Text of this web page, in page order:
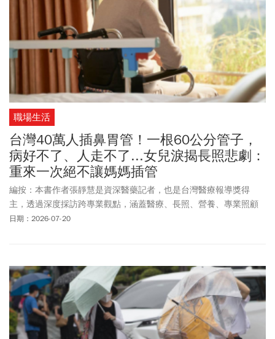
職場生活
台灣40萬人插鼻胃管！一根60公分管子，
病好不了、人走不了...女兒淚揭長照悲劇：
重來一次絕不讓媽媽插管
編按：本書作者張靜慧是資深醫藥記者，也是台灣醫療報導獎得
主，透過深度採訪跨專業觀點，涵蓋醫療、長照、營養、專業照顧
者與家庭照顧者的經驗，及法律、倫理面的思考，全面剖析斷食的
有沒有可能好好吃到生命最後？
日期：2026-07-20